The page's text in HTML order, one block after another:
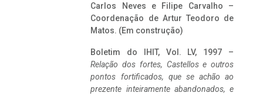
Carlos Neves e Filipe Carvalho –
Coordenação de Artur Teodoro de
Matos. (Em construção)
Boletim do IHIT, Vol. LV, 1997 –
Relação dos fortes, Castellos e outros
pontos fortificados, que se achão ao
prezente inteiramente abandonados, e